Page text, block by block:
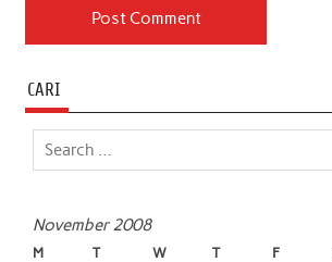
CARI
November 2008
M T W T F